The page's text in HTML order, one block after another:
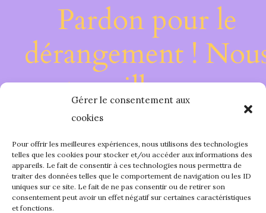
Gérer le consentement aux
cookies
Pour offrir les meilleures expériences, nous utilisons des technologies
telles que les cookies pour stocker et/ou accéder aux informations des
appareils. Le fait de consentir à ces technologies nous permettra de
traiter des données telles que le comportement de navigation ou les ID
uniques sur ce site. Le fait de ne pas consentir ou de retirer son
consentement peut avoir un effet négatif sur certaines caractéristiques
et fonctions.
Pardon pour le
dérangement !
travaillons sur
quelque chose de
fantastique –
bientôt !